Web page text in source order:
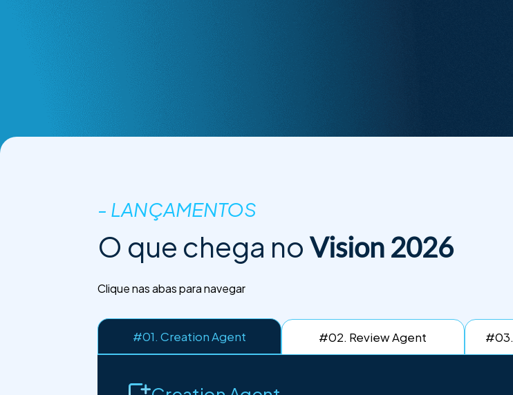
- LANÇAMENTOS
O que chega no Vision 2026
Clique nas abas para navegar
#01. Creation Agent #02. Review Agent #03.